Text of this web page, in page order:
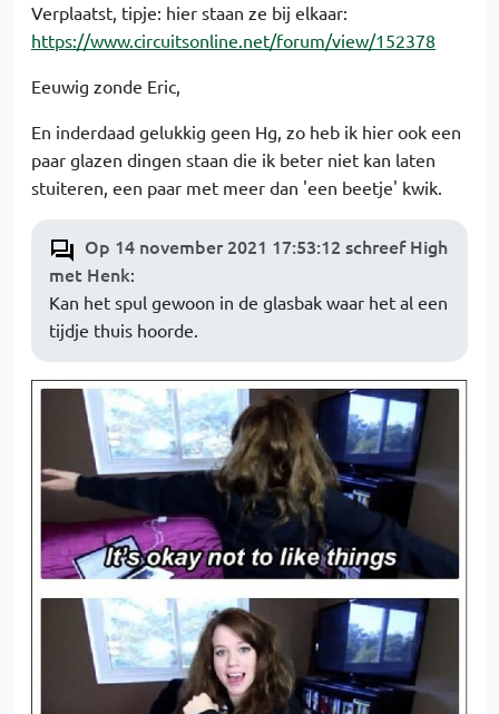
Verplaatst, tipje: hier staan ze bij elkaar:
https://www.circuitsonline.net/forum/view/152378
Eeuwig zonde Eric,
En inderdaad gelukkig geen Hg, zo heb ik hier ook een
paar glazen dingen staan die ik beter niet kan laten
stuiteren, een paar met meer dan 'een beetje' kwik.
Op 14 november 2021 17:53:12 schreef High
met Henk:
Kan het spul gewoon in de glasbak waar het al een
tijdje thuis hoorde.